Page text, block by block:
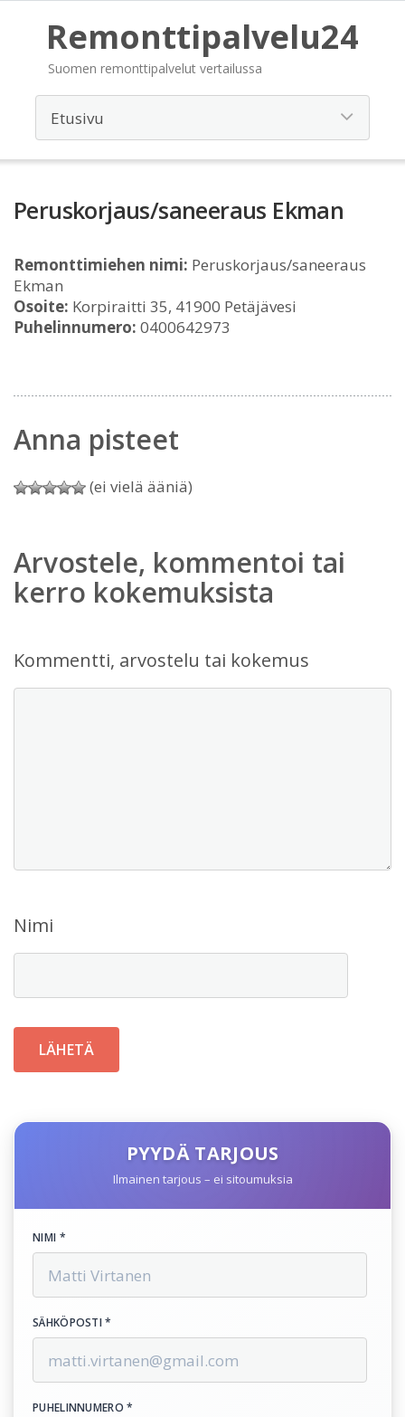
Remonttipalvelu24
Suomen remonttipalvelut vertailussa
Peruskorjaus/saneeraus Ekman
Remonttimiehen nimi: Peruskorjaus/saneeraus
Ekman
Osoite: Korpiraitti 35, 41900 Petäjävesi
Puhelinnumero: 0400642973
Anna pisteet
(ei vielä ääniä)
Arvostele, kommentoi tai
kerro kokemuksista
Kommentti, arvostelu tai kokemus
Nimi
PYYDÄ TARJOUS
Ilmainen tarjous – ei sitoumuksia
NIMI *
SÄHKÖPOSTI *
PUHELINNUMERO *